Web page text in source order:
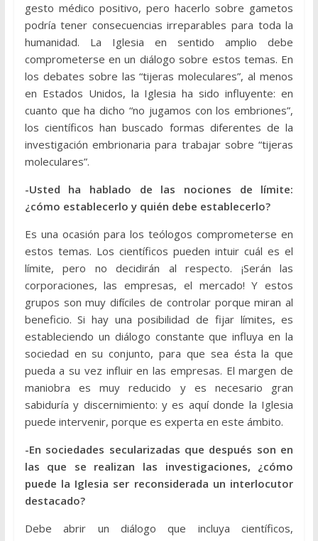
gesto médico positivo, pero hacerlo sobre gametos
podría tener consecuencias irreparables para toda la
humanidad. La Iglesia en sentido amplio debe
comprometerse en un diálogo sobre estos temas. En
los debates sobre las “tijeras moleculares”, al menos
en Estados Unidos, la Iglesia ha sido influyente: en
cuanto que ha dicho “no jugamos con los embriones”,
los científicos han buscado formas diferentes de la
investigación embrionaria para trabajar sobre “tijeras
moleculares”.
-Usted ha hablado de las nociones de límite:
¿cómo establecerlo y quién debe establecerlo?
Es una ocasión para los teólogos comprometerse en
estos temas. Los científicos pueden intuir cuál es el
límite, pero no decidirán al respecto. ¡Serán las
corporaciones, las empresas, el mercado! Y estos
grupos son muy difíciles de controlar porque miran al
beneficio. Si hay una posibilidad de fijar límites, es
estableciendo un diálogo constante que influya en la
sociedad en su conjunto, para que sea ésta la que
pueda a su vez influir en las empresas. El margen de
maniobra es muy reducido y es necesario gran
sabiduría y discernimiento: y es aquí donde la Iglesia
puede intervenir, porque es experta en este ámbito.
-En sociedades secularizadas que después son en
las que se realizan las investigaciones, ¿cómo
puede la Iglesia ser reconsiderada un interlocutor
destacado?
Debe abrir un diálogo que incluya científicos,